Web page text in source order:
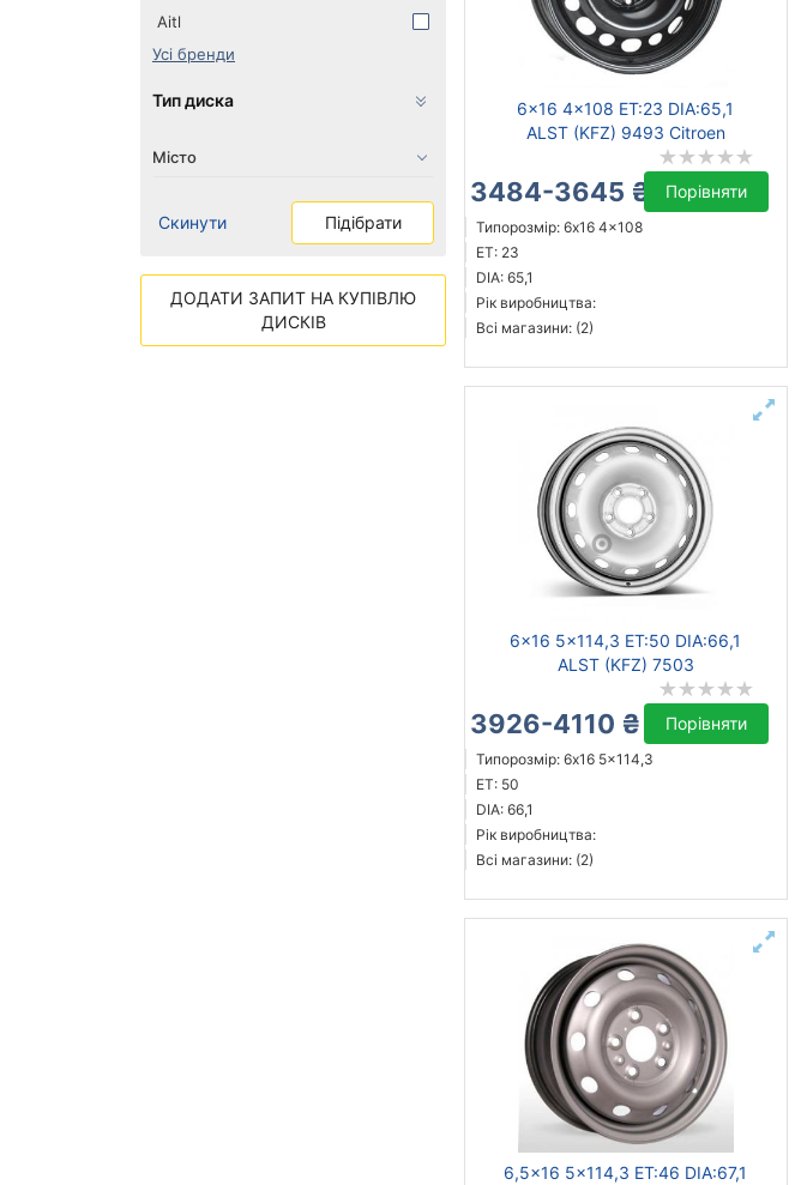
6x16 4x108 ET:23 DIA:65,1
ALST (KFZ) 9493 Citroen
3484-3645 ₴ Порівняти
Типорозмір: 6x16 4x108
ET: 23
DIA: 65,1
Рік виробництва:
Всі магазини: (2)
6x16 5x114,3 ET:50 DIA:66,1
ALST (KFZ) 7503
3926-4110 ₴ Порівняти
Типорозмір: 6x16 5x114,3
ET: 50
DIA: 66,1
Рік виробництва:
Всі магазини: (2)
6,5x16 5x114,3 ET:46 DIA:67,1
Aitl
Усі бренди
Тип диска
Скинути Підібрати
ДОДАТИ ЗАПИТ НА КУПІВЛЮ
ДИСКІВ